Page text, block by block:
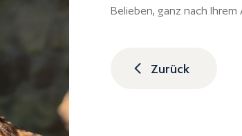
Belieben, ganz nach Ihrem
Zurück